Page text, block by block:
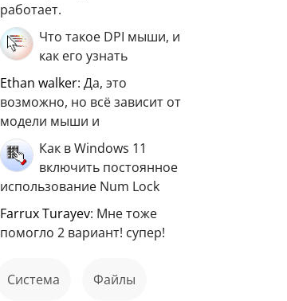
работает.
Что такое DPI мыши, и
как его узнать
ethan walker: Да, это
возможно, но всё зависит от
модели мыши и
Как в Windows 11
включить постоянное
использование Num Lock
Farrux Turayev: Мне тоже
помогло 2 вариант! супер!
Система файлы